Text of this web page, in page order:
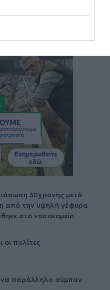
30χρονης μετά
από την υψηλή γέφυρα
στο νοσοκομείο
οι πολίτες
παράλληλο σύμπαν